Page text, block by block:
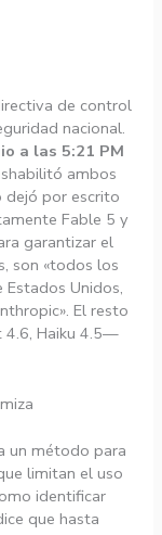
de control
nacional.
a las 5:21 PM
ambos
dejó por escrito
Fable 5 y
garantizar el
son «todos los
Unidos,
El resto
4.6, Haiku 4.5—
un método para
limitan el uso
identificar
que hasta